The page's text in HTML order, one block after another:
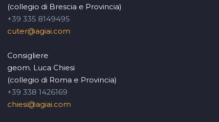
(collegio di Brescia e Provincia)
+39 335 8149495
cuter@agiai.com
Consigliere
geom. Luca Chiesi
(collegio di Roma e Provincia)
+39 338 1426169
chiesi@agiai.com